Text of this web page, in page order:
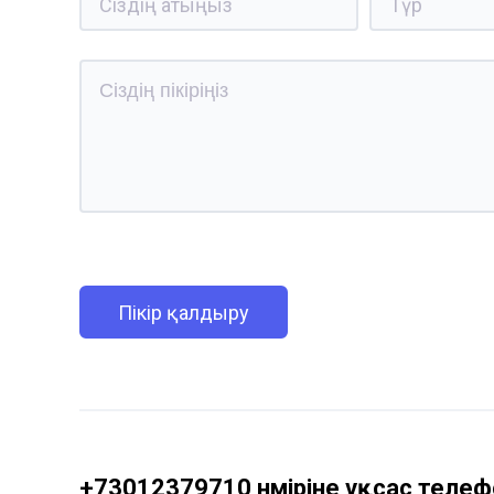
Пікір қалдыру
+73012379710 нөміріне ұқсас